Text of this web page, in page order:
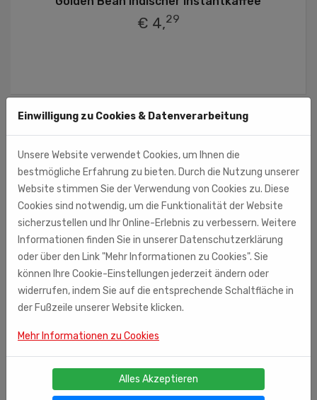
PRODUKTKATEGORIEN
Alkoholische Getränke
Eingelegte Gurken
Eingelegte Salate
Erfrischungsgetränke
Fan- und Sammelartikel
Fleischkonserven
€ 4,29
Einwilligung zu Cookies & Datenverarbeitung
Unsere Website verwendet Cookies, um Ihnen die
bestmögliche Erfahrung zu bieten. Durch die Nutzung unserer
Website stimmen Sie der Verwendung von Cookies zu. Diese
Cookies sind notwendig, um die Funktionalität der Website
sicherzustellen und Ihr Online-Erlebnis zu verbessern. Weitere
Informationen finden Sie in unserer Datenschutzerklärung
oder über den Link "Mehr Informationen zu Cookies". Sie
können Ihre Cookie-Einstellungen jederzeit ändern oder
widerrufen, indem Sie auf die entsprechende Schaltfläche in
der Fußzeile unserer Website klicken.
Mehr Informationen zu Cookies
Alles Akzeptieren